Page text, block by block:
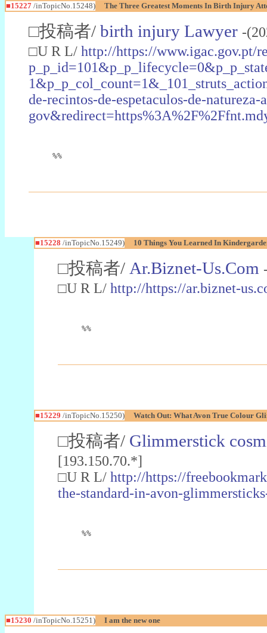
■15227 /inTopicNo.15248) The Three Greatest Moments In Birth Injury
□投稿者/ birth injury Lawyer -
□U R L/ http://https://www.igac.gov.pt/
de-recintos-de-espetaculos-de-
%%
■15228 /inTopicNo.15249) 10 Things You Learned In
□投稿者/ Ar.Biznet-Us.Com
□U R L/ http://https://ar.biznet-
%%
■15229 /inTopicNo.15250) Watch Out: What Avon True Colour
□投稿者/ Glimmerstick
[193.150.70.*]
□U R L/ http://https://
the-standard-in-avon-
%%
■15230 /inTopicNo.15251) I am the new one